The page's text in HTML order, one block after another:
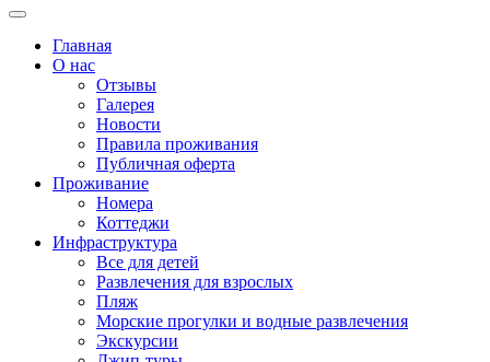
Главная
О нас
Отзывы
Галерея
Новости
Правила проживания
Публичная оферта
Проживание
Номера
Коттеджи
Инфраструктура
Все для детей
Развлечения для взрослых
Пляж
Морские прогулки и водные развлечения
Экскурсии